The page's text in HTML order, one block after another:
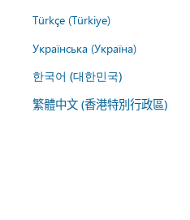
Türkçe (Türkiye)
Українська (Україна)
한국어 (대한민국)
繁體中文 (香港特別行政區)